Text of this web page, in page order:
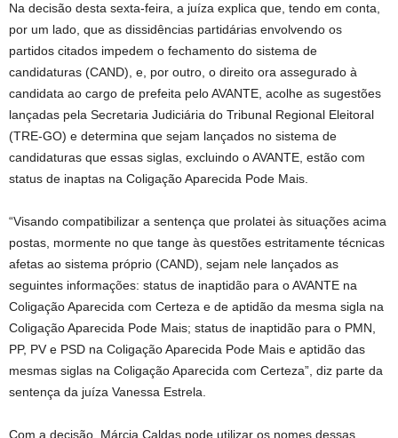
Na decisão desta sexta-feira, a juíza explica que, tendo em conta,
por um lado, que as dissidências partidárias envolvendo os
partidos citados impedem o fechamento do sistema de
candidaturas (CAND), e, por outro, o direito ora assegurado à
candidata ao cargo de prefeita pelo AVANTE, acolhe as sugestões
lançadas pela Secretaria Judiciária do Tribunal Regional Eleitoral
(TRE-GO) e determina que sejam lançados no sistema de
candidaturas que essas siglas, excluindo o AVANTE, estão com
status de inaptas na Coligação Aparecida Pode Mais.
“Visando compatibilizar a sentença que prolatei às situações acima
postas, mormente no que tange às questões estritamente técnicas
afetas ao sistema próprio (CAND), sejam nele lançados as
seguintes informações: status de inaptidão para o AVANTE na
Coligação Aparecida com Certeza e de aptidão da mesma sigla na
Coligação Aparecida Pode Mais; status de inaptidão para o PMN,
PP, PV e PSD na Coligação Aparecida Pode Mais e aptidão das
mesmas siglas na Coligação Aparecida com Certeza”, diz parte da
sentença da juíza Vanessa Estrela.
Com a decisão, Márcia Caldas pode utilizar os nomes dessas